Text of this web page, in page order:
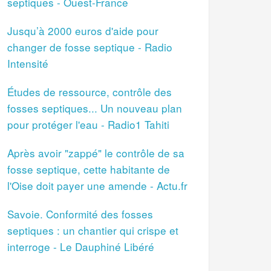
Jusqu’à 2000 euros d'aide pour
changer de fosse septique - Radio
Intensité
Études de ressource, contrôle des
fosses septiques... Un nouveau plan
pour protéger l'eau - Radio1 Tahiti
Après avoir "zappé" le contrôle de sa
fosse septique, cette habitante de
l'Oise doit payer une amende - Actu.fr
Savoie. Conformité des fosses
septiques : un chantier qui crispe et
interroge - Le Dauphiné Libéré